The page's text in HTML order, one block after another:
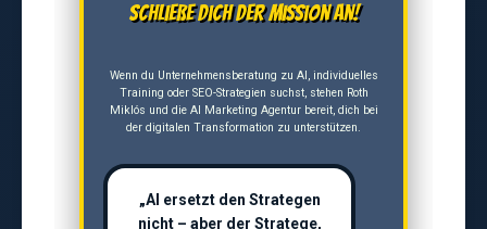
Schließe dich der Mission an!
Wenn du Unternehmensberatung zu AI, individuelles
Training oder SEO-Strategien suchst, stehen Roth
Miklós und die AI Marketing Agentur bereit, dich bei
der digitalen Transformation zu unterstützen.
„AI ersetzt den Strategen
nicht – aber der Stratege,